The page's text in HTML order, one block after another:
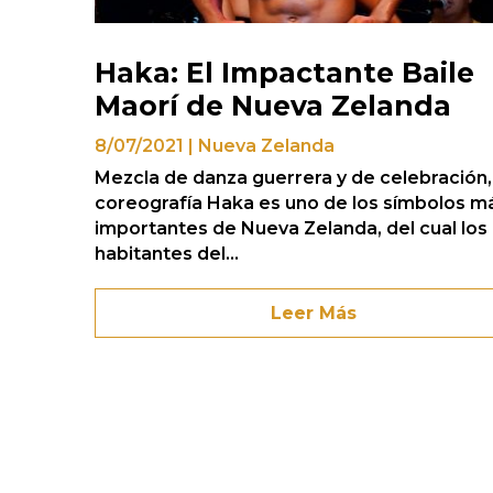
Haka: El Impactante Baile
Maorí de Nueva Zelanda
8/07/2021 | Nueva Zelanda
Mezcla de danza guerrera y de celebración,
coreografía Haka es uno de los símbolos
importantes de Nueva Zelanda, del cual los
habitantes del...
Leer Más